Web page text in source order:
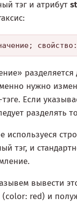
тэг и атрибут
нужно
Если
разделять
используеся
тэг, и
вывести
(color: red) и